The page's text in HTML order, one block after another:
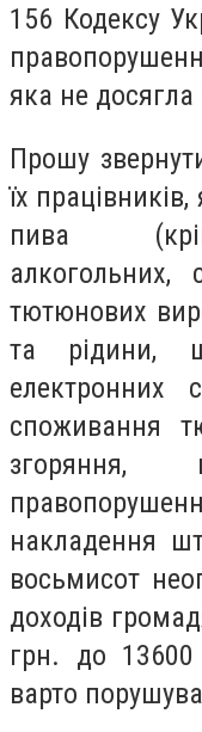
156 Кодексу
яка не досягла
Прошу
їх
пива
алкогольних,
тютюнових
та рідини,
електронних
споживання
накладення
восьмисот
доходів
грн. до
варто